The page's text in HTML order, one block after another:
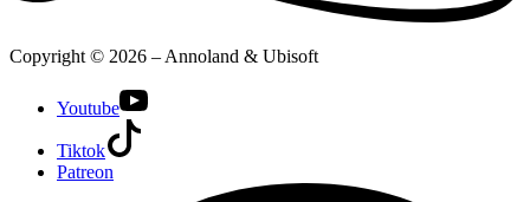
Copyright © 2026 – Annoland & Ubisoft
Youtube
Tiktok
Patreon